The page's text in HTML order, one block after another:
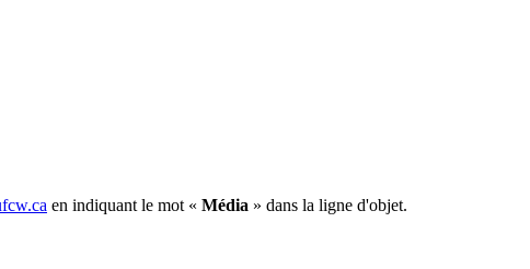
en indiquant le mot « Média » dans la ligne d'objet.